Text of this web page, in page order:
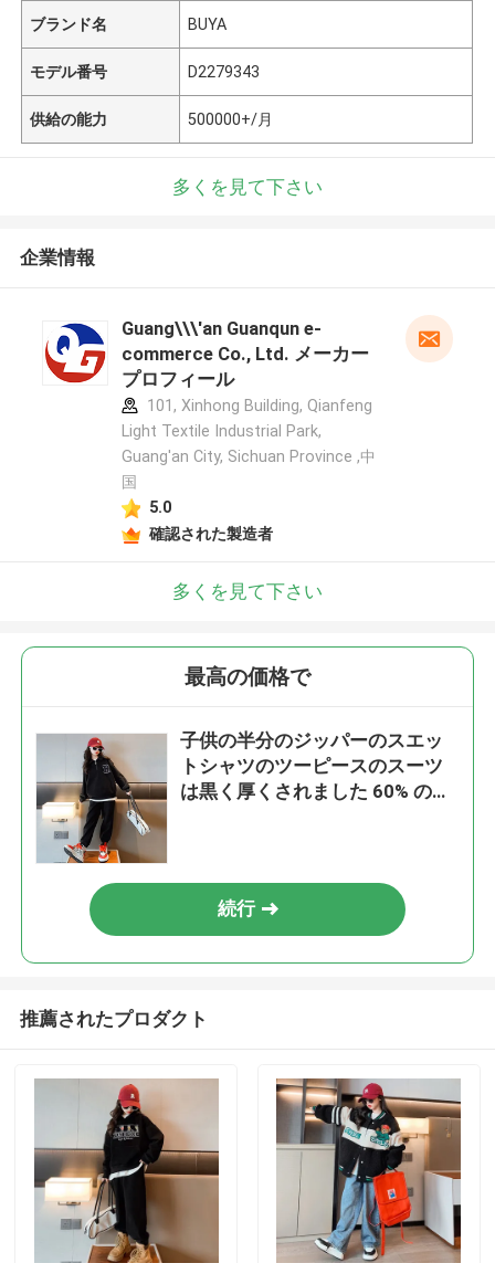
家
ブランド名 BUYA
モデル番号 D2279343
供給の能力 500000+/月
多くを見て下さい
企業情報
Guang\\\'an Guanqun e-
commerce Co., Ltd. メーカー
プロフィール
101, Xinhong Building, Qianfeng
Light Textile Industrial Park,
Guang'an City, Sichuan Province ,中
国
5.0
確認された製造者
多くを見て下さい
最高の価格で
子供の半分のジッパーのスエッ
トシャツのツーピースのスーツ
は黒く厚くされました 60% の綿
続行
推薦されたプロダクト